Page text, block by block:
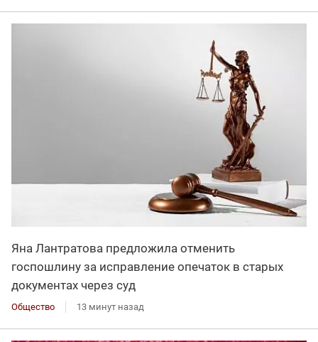
Яна Лантратова предложила отменить
госпошлину за исправление опечаток в старых
документах через суд
Общество 13 минут назад